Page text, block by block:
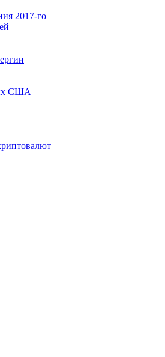
2017-го
США